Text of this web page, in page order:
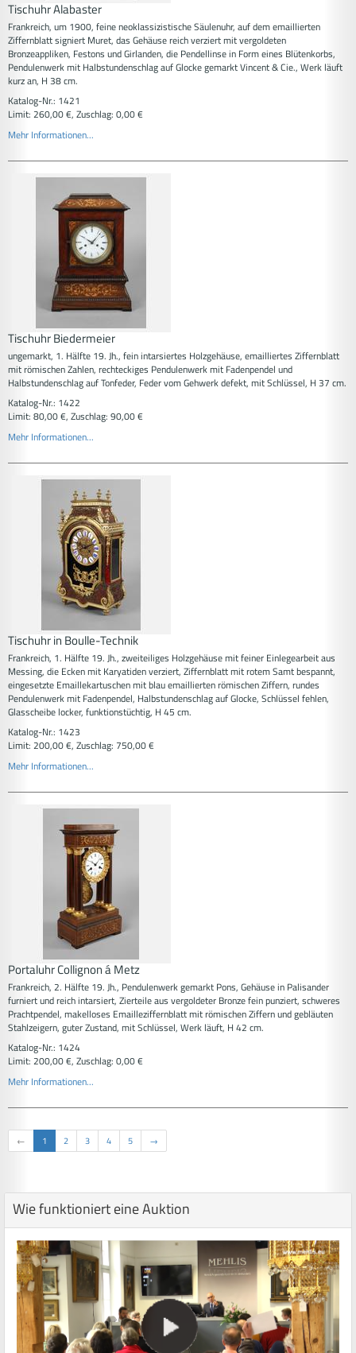
Tischuhr Alabaster
Frankreich, um 1900, feine neoklassizistische Säulenuhr, auf dem emaillierten
Ziffernblatt signiert Muret, das Gehäuse reich verziert mit vergoldeten
Bronzeappliken, Festons und Girlanden, die Pendellinse in Form eines Blütenkorbs,
Pendulenwerk mit Halbstundenschlag auf Glocke gemarkt Vincent & Cie., Werk läuft
kurz an, H 38 cm.
Katalog-Nr.: 1421
Limit: 260,00 €, Zuschlag: 0,00 €
Mehr Informationen...
Tischuhr Biedermeier
ungemarkt, 1. Hälfte 19. Jh., fein intarsiertes Holzgehäuse, emailliertes Ziffernblatt
mit römischen Zahlen, rechteckiges Pendulenwerk mit Fadenpendel und
Halbstundenschlag auf Tonfeder, Feder vom Gehwerk defekt, mit Schlüssel, H 37 cm.
Katalog-Nr.: 1422
Limit: 80,00 €, Zuschlag: 90,00 €
Mehr Informationen...
Tischuhr in Boulle-Technik
Frankreich, 1. Hälfte 19. Jh., zweiteiliges Holzgehäuse mit feiner Einlegearbeit aus
Messing, die Ecken mit Karyatiden verziert, Ziffernblatt mit rotem Samt bespannt,
eingesetzte Emaillekartuschen mit blau emaillierten römischen Ziffern, rundes
Pendulenwerk mit Fadenpendel, Halbstundenschlag auf Glocke, Schlüssel fehlen,
Glasscheibe locker, funktionstüchtig, H 45 cm.
Katalog-Nr.: 1423
Limit: 200,00 €, Zuschlag: 750,00 €
Mehr Informationen...
Portaluhr Collignon á Metz
Frankreich, 2. Hälfte 19. Jh., Pendulenwerk gemarkt Pons, Gehäuse in Palisander
furniert und reich intarsiert, Zierteile aus vergoldeter Bronze fein punziert, schweres
Prachtpendel, makelloses Emailleziffernblatt mit römischen Ziffern und gebläuten
Stahlzeigern, guter Zustand, mit Schlüssel, Werk läuft, H 42 cm.
Katalog-Nr.: 1424
Limit: 200,00 €, Zuschlag: 0,00 €
Mehr Informationen...
← 1 2 3 4 5 →
Wie funktioniert eine Auktion